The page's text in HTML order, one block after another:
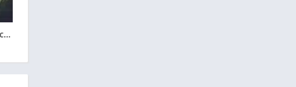
Mirthwood Télécharger jeu PC